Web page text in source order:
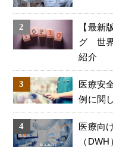
【最新
グ 世界
紹介
医療安
例に関
医療向
（